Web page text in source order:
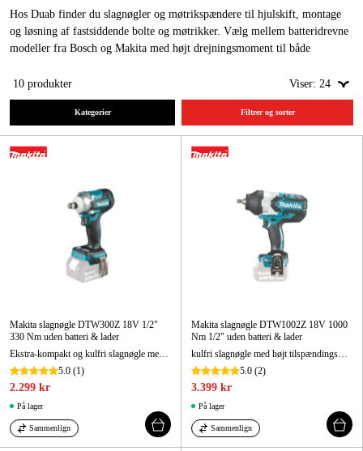
Norge
Deutschland
Højtryksrensere
Maskiner og værktøj
Garage og værksted
Maskintilbehør og forbrug
Kampagner
Varemærker
Artikler og vejledninger
Hos Duab finder du slagnøgler og møtrikspændere til hjulskift, montage
og løsning af fastsiddende bolte og møtrikker. Vælg mellem batteridrevne
modeller fra Bosch og Makita med højt drejningsmoment til både
10 produkter Viser: 24
Kategorier Filtrer og sorter
Makita slagnøgle DTW300Z 18V 1/2"
330 Nm uden batteri & lader
Ekstra-kompakt og kulfri slagnøgle med mulighed for 4 hastighedsindstillinger
5.0 (1)
2.299 kr
På lager
Sammenlign
Makita slagnøgle DTW1002Z 18V 1000
Nm 1/2" uden batteri & lader
kulfri slagnøgle med højt tilspændingsmoment og 3 hastigheder til krævende opgaver
5.0 (2)
3.399 kr
På lager
Sammenlign